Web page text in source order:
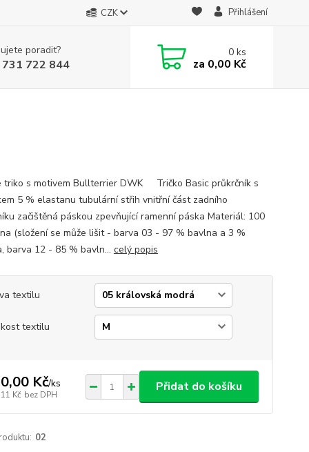
CZK Přihlášení
poradit?
722 844
0ks
za 0,00 Kč
triko s motivem Bullterrier DWK Tričko Basic průkrčník s
5 % elastanu tubulární střih vnitřní část zadního
začištěná páskou zpevňující ramenní páska Materiál: 100
(složení se může lišit - barva 03 - 97 % bavlna a 3 %
barva 12 - 85 % bavln... celý popis
textilu
textilu
Kč/ks
Kč bez DPH
Přidat do košíku
02